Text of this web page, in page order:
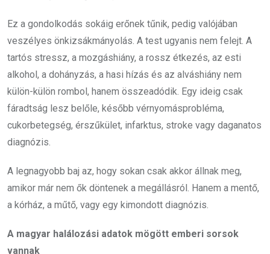
Ez a gondolkodás sokáig erőnek tűnik, pedig valójában
veszélyes önkizsákmányolás. A test ugyanis nem felejt. A
tartós stressz, a mozgáshiány, a rossz étkezés, az esti
alkohol, a dohányzás, a hasi hízás és az alváshiány nem
külön-külön rombol, hanem összeadódik. Egy ideig csak
fáradtság lesz belőle, később vérnyomásprobléma,
cukorbetegség, érszűkület, infarktus, stroke vagy daganatos
diagnózis.
A legnagyobb baj az, hogy sokan csak akkor állnak meg,
amikor már nem ők döntenek a megállásról. Hanem a mentő,
a kórház, a műtő, vagy egy kimondott diagnózis.
A magyar halálozási adatok mögött emberi sorsok
vannak